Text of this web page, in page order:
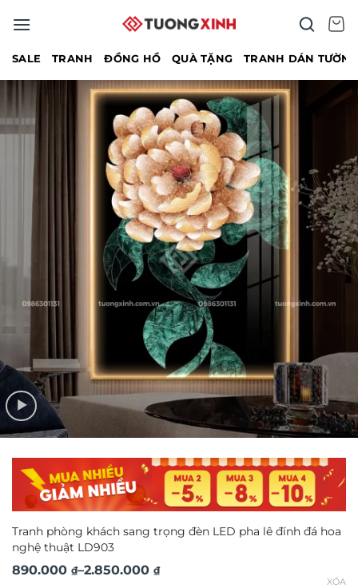
qua
SALE TRANH ĐỒNG HỒ QUÀ TẶNG TRANH DÁN
Tranh phòng khách sang trọng đèn LED pha lê đính đá hoa
nghệ thuật LD903
890.000 ₫–2.850.000 ₫
Khoảng
XÓA